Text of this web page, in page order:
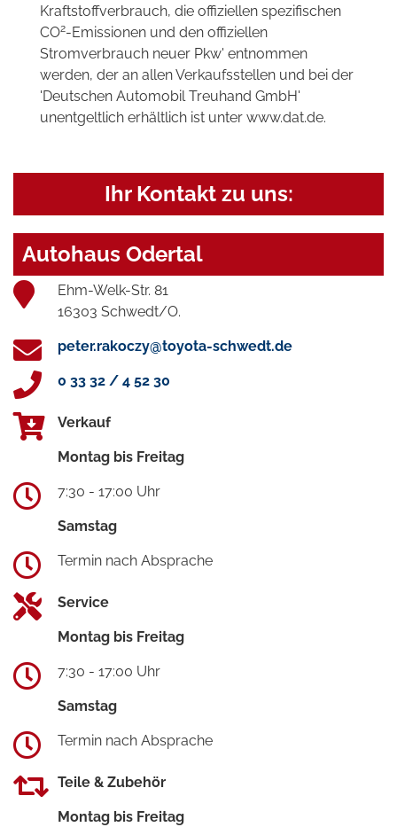
Kraftstoffverbrauch, die offiziellen spezifischen
CO2-Emissionen und den offiziellen
Stromverbrauch neuer Pkw' entnommen
werden, der an allen Verkaufsstellen und bei der
'Deutschen Automobil Treuhand GmbH'
unentgeltlich erhältlich ist unter www.dat.de.
Ihr Kontakt zu uns:
Autohaus Odertal
Ehm-Welk-Str. 81
16303 Schwedt/O.
peter.rakoczy@toyota-schwedt.de
0 33 32 / 4 52 30
Verkauf
Montag bis Freitag
7:30 - 17:00 Uhr
Samstag
Termin nach Absprache
Service
Montag bis Freitag
7:30 - 17:00 Uhr
Samstag
Termin nach Absprache
Teile & Zubehör
Montag bis Freitag